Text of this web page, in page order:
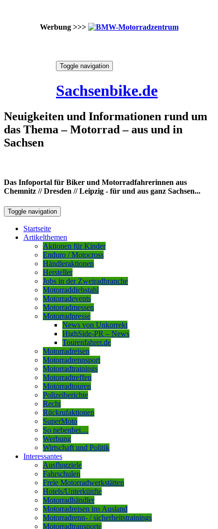
Werbung >>>
Toggle navigation
Sachsenbike.de
Neuigkeiten und Informationen rund um
das Thema – Motorrad – aus und in
Sachsen
Das Infoportal für Biker und Motorradfahrerinnen aus
Chemnitz // Dresden // Leipzig - für und aus ganz Sachsen...
Toggle navigation
Startseite
Artikelthemen
Aktionen für Kinder
Enduro / Motocross
Händleraktionen
Hersteller
Jobs in der Zweiradbranche
Motorraddiebstahl
Motorradevents
Motorradmessen
Motorradpresse
News von Unkorrekt
HighSide-PR – News
Tourenfahrer.de
Motorradreisen
Motorradrennsport
Motorradtrainings
Motorradtreffen
Motorradtouren
Polizeiberichte
Recht
Rückrufaktionen
SuperMoto
So nebenbei…
Werbung
Wirtschaft und Politik
Interessantes
Ausflugziele
Fahrschulen
Freie Motorradwerkstätten
Hotels/Unterkünfte
Motorradhändler
Motorradreisen ins Ausland
Motorradrenn- / sicherheitstrainings
Motorradtransporte